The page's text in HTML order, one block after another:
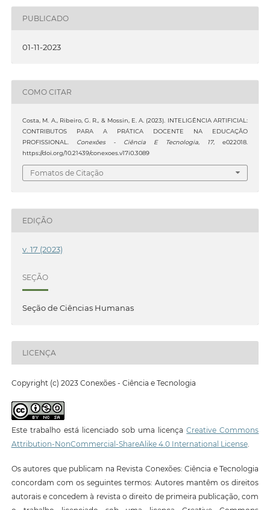
PUBLICADO
01-11-2023
COMO CITAR
Costa, M. A., Ribeiro, G. R., & Mossin, E. A. (2023). INTELIGÊNCIA ARTIFICIAL:
CONTRIBUTOS PARA A PRÁTICA DOCENTE NA EDUCAÇÃO
PROFISSIONAL. Conexões - Ciência E Tecnologia, 17, e022018.
https://doi.org/10.21439/conexoes.v17i0.3089
Fomatos de Citação
EDIÇÃO
v. 17 (2023)
SEÇÃO
Seção de Ciências Humanas
LICENÇA
Copyright (c) 2023 Conexões - Ciência e Tecnologia
Este trabalho está licenciado sob uma licençaCreative Commons
Attribution-NonCommercial-ShareAlike 4.0 International License.
Os autores que publicam na Revista Conexões: Ciência e Tecnologia
concordam com os seguintes termos: Autores mantêm os direitos
autorais e concedem à revista o direito de primeira publicação, com